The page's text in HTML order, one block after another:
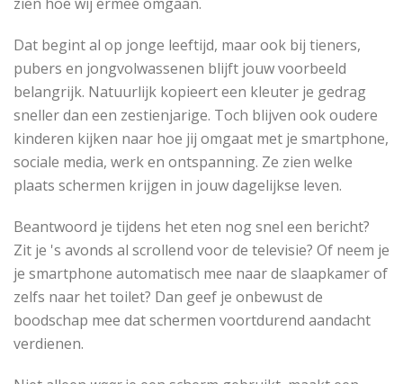
Dat begint al op jonge leeftijd, maar ook bij tieners,
pubers en jongvolwassenen blijft jouw voorbeeld
belangrijk. Natuurlijk kopieert een kleuter je gedrag
sneller dan een zestienjarige. Toch blijven ook oudere
kinderen kijken naar hoe jij omgaat met je smartphone,
sociale media, werk en ontspanning. Ze zien welke
plaats schermen krijgen in jouw dagelijkse leven.
Beantwoord je tijdens het eten nog snel een bericht?
Zit je 's avonds al scrollend voor de televisie? Of neem je
je smartphone automatisch mee naar de slaapkamer of
zelfs naar het toilet? Dan geef je onbewust de
boodschap mee dat schermen voortdurend aandacht
verdienen.